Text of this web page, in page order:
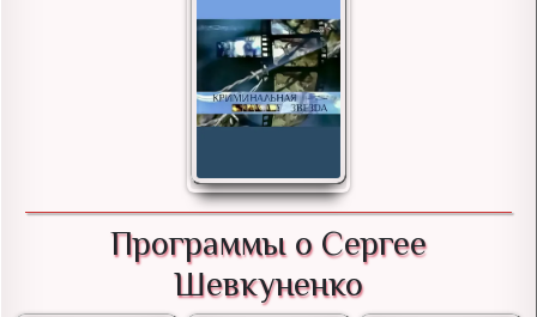
Программы о Сергее
Шевкуненко